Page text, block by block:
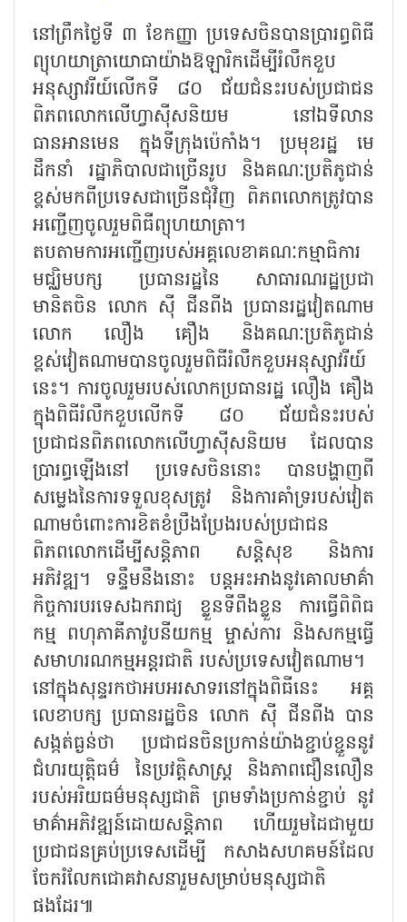
នៅព្រឹកថ្ងៃទី ៣ ខែកញ្ញា ប្រទេសចិនបានប្រារព្ធពិធី
ព្យុហយាត្រាយោធាយ៉ាងឱឡារិកដើម្បីរំលឹកខួប
អនុស្សាវរីយ៍លើកទី ៨០ ជ័យជំនះរបស់ប្រជាជន
ពិភពលោកលើហ្វាស៊ីសនិយម នៅឯទីលាន
ធានអានមេន ក្នុងទីក្រុងប៉េកាំង។ ប្រមុខរដ្ឋ មេ
ដឹកនាំ រដ្ឋាភិបាលជាច្រើនរូប និងគណៈប្រតិភូជាន់
ខ្ពស់មកពីប្រទេសជាច្រើនជុំវិញ ពិភពលោកត្រូវបាន
អញ្ជើញចូលរួមពិធីព្យុហយាត្រា។
តបតាមការអញ្ជើញរបស់អគ្គលេខាគណៈកម្មាធិការ
មជ្ឈិមបក្ស ប្រធានរដ្ឋនៃ សាធារណរដ្ឋប្រជា
មានិតចិន លោក ស៊ី ជីនពីង ប្រធានរដ្ឋវៀតណាម
លោក លឿង គឿង និងគណៈប្រតិភូជាន់
ខ្ពស់វៀតណាមបានចូលរួមពិធីរំលឹកខួបអនុស្សាវរីយ៍
នេះ។ ការចូលរួមរបស់លោកប្រធានរដ្ឋ លឿង គឿង
ក្នុងពិធីរំលឹកខួបលើកទី ៨០ ជ័យជំនះរបស់
ប្រជាជនពិភពលោកលើហ្វាស៊ីសនិយម ដែលបាន
ប្រារព្ធឡើងនៅ ប្រទេសចិននោះ បានបង្ហាញពី
សម្លេងនៃការទទួលខុសត្រូវ និងការគាំទ្ររបស់វៀត
ណាមចំពោះការខិតខំប្រឹងប្រែងរបស់ប្រជាជន
ពិភពលោកដើម្បីសន្តិភាព សន្តិសុខ និងការ
អភិវឌ្ឍ។ ទន្ទឹមនឹងនោះ បន្តអះអាងនូវគោលមាគ៌ា
កិច្ចការបរទេសឯករាជ្យ ខ្លួនទីពឹងខ្លួន ការធ្វើពិពិធ
កម្ម ពហុភាគីភាវូបនីយកម្ម ម្ចាស់ការ និងសកម្មធ្វើ
សមាហរណកម្មអន្តរជាតិ របស់ប្រទេសវៀតណាម។
នៅក្នុងសុន្ទរកថាអបអរសាទរនៅក្នុងពិធីនេះ អគ្គ
លេខាបក្ស ប្រធានរដ្ឋចិន លោក ស៊ី ជីនពីង បាន
សង្កត់ធ្ងន់ថា ប្រជាជនចិនប្រកាន់យ៉ាងខ្ជាប់ខ្ជួននូវ
ជំហរយុត្តិធម៌ នៃប្រវត្តិសាស្ត្រ និងភាពជឿនលឿន
របស់អរិយធម៌មនុស្សជាតិ ព្រមទាំងប្រកាន់ខ្ជាប់ នូវ
មាគ៌ាអភិវឌ្ឍន៍ដោយសន្តិភាព ហើយរួមដៃជាមួយ
ប្រជាជនគ្រប់ប្រទេសដើម្បី កសាងសហគមន៍ដែល
ចែករំលែកជោគវាសនារួមសម្រាប់មនុស្សជាតិ
ផងដែរ៕